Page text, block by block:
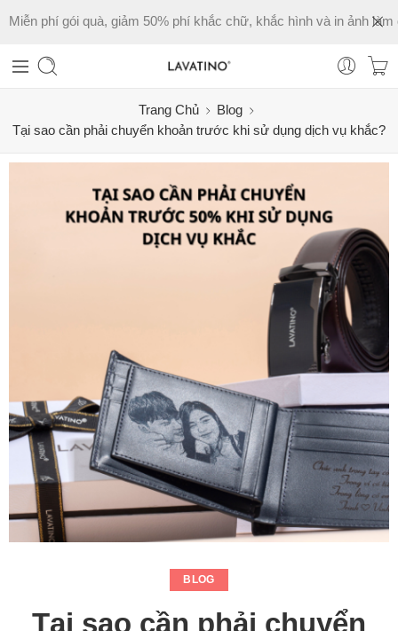
Miễn phí gói quà, giảm 50% phí khắc chữ, khắc hình và in ảnh làm
Trang Chủ
Blog
Tại sao cần phải chuyển khoản trước khi sử dụng dịch vụ khắc?
BLOG
Tại sao cần phải chuyển